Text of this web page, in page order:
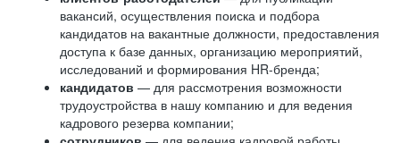
вакансий, осуществления поиска и подбора
кандидатов на вакантные должности, предоставления
доступа к базе данных, организацию мероприятий,
исследований и формирования HR-бренда;
кандидатов — для рассмотрения возможности
трудоустройства в нашу компанию и для ведения
кадрового резерва компании;